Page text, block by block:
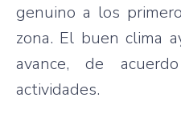
genuino a los
zona. El buen clima
avance, de
actividades.